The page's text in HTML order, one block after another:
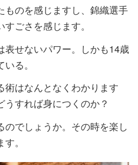
ものを感じますし、錦織選手
ごさを感じます。
表せないパワー。しかも14歳
る。
術はなんとなくわかります
すれば身につくのか？
でしょうか。その時を楽し
。